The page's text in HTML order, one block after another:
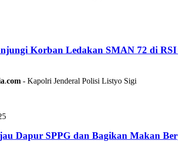
Korban Ledakan SMAN 72 di RSI
.com - Kapolri Jenderal Polisi Listyo Sigi
Dapur SPPG dan Bagikan Makan